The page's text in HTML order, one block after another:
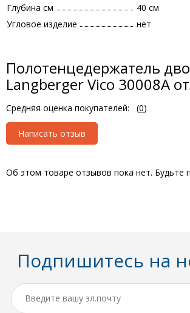
Глубина см
40 см
Угловое изделие
нет
Полотенцедержатель
Langberger Vico 30008A
Средняя оценка покупателей: (0)
Написать отзыв
Об этом товаре отзывов пока нет. Будьте
Подпишитесь на